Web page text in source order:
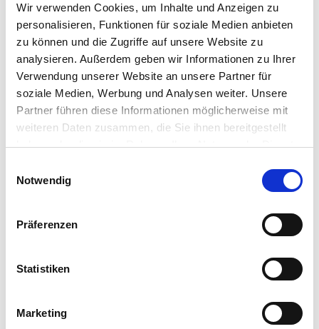
Wir verwenden Cookies, um Inhalte und Anzeigen zu
personalisieren, Funktionen für soziale Medien anbieten
zu können und die Zugriffe auf unsere Website zu
analysieren. Außerdem geben wir Informationen zu Ihrer
Verwendung unserer Website an unsere Partner für
soziale Medien, Werbung und Analysen weiter. Unsere
Partner führen diese Informationen möglicherweise mit
weiteren Daten zusammen, die Sie ihnen bereitgestellt
haben oder die sie im Rahmen Ihrer Nutzung der Dienste
Notwendig
Präferenzen
Statistiken
Marketing